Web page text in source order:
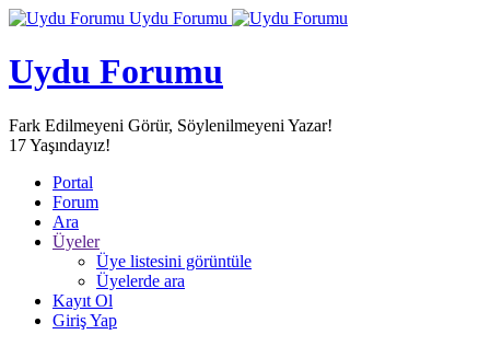
Uydu Forumu
Uydu Forumu
Fark Edilmeyeni Görür, Söylenilmeyeni Yazar!
17Yaşındayız!
Portal
Forum
Ara
Üyeler
Üye listesini görüntüle
Üyelerde ara
Kayıt Ol
Giriş Yap